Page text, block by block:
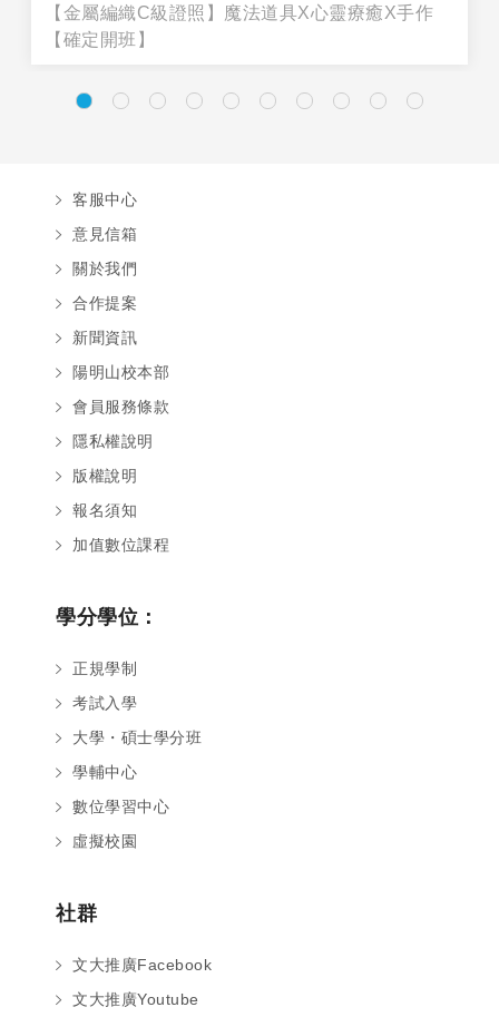
【金屬編織C級證照】魔法道具X心靈療癒X手作
【確定開班】
客服中心
意見信箱
關於我們
合作提案
新聞資訊
陽明山校本部
會員服務條款
隱私權說明
版權說明
報名須知
加值數位課程
學分學位：
正規學制
考試入學
大學・碩士學分班
學輔中心
數位學習中心
虛擬校園
社群
文大推廣Facebook
文大推廣Youtube